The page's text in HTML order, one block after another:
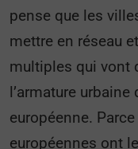
pense que les
mettre en réseau
multiples qui vont
l’armature urbaine
européenne.
européennes ont